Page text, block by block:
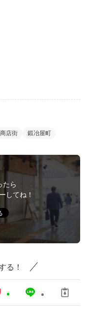
店街 鍛冶屋町
たら
してね！
る！